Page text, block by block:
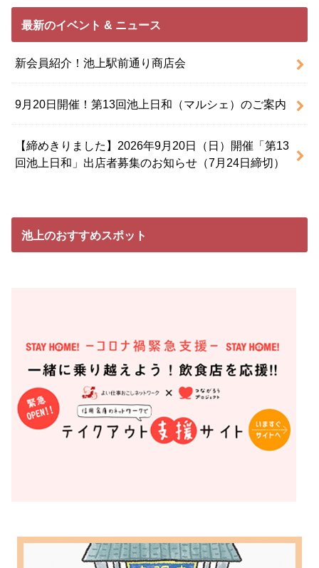
最新のイベント & ニュース
新会員紹介！池上駅前通り商店会
9月20日開催！第13回池上日和（マルシェ）のご案内
【締めきりました】2026年9月20日（日）開催「第13
回池上日和」出店者募集のお知らせ（7月24日締切）
池上のおすすめスポット